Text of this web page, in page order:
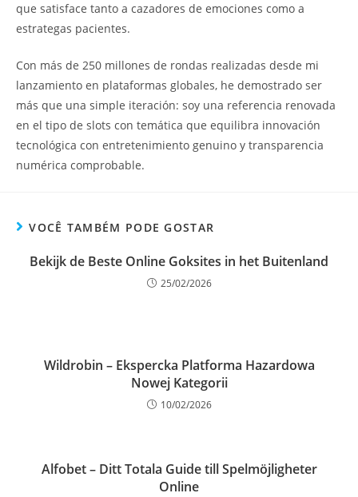
que satisface tanto a cazadores de emociones como a
estrategas pacientes.
Con más de 250 millones de rondas realizadas desde mi
lanzamiento en plataformas globales, he demostrado ser
más que una simple iteración: soy una referencia renovada
en el tipo de slots con temática que equilibra innovación
tecnológica con entretenimiento genuino y transparencia
numérica comprobable.
VOCÊ TAMBÉM PODE GOSTAR
Bekijk de Beste Online Goksites in het Buitenland
25/02/2026
Wildrobin – Ekspercka Platforma Hazardowa
Nowej Kategorii
10/02/2026
Alfobet – Ditt Totala Guide till Spelmöjligheter
Online